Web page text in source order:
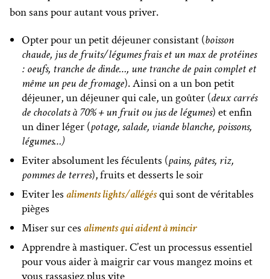
bon sans pour autant vous priver.
Opter pour un petit déjeuner consistant (boisson
chaude, jus de fruits/légumes frais et un max de protéines
: oeufs, tranche de dinde…, une tranche de pain complet et
même un peu de fromage). Ainsi on a un bon petit
déjeuner, un déjeuner qui cale, un goûter (deux carrés
de chocolats à 70% + un fruit ou jus de légumes) et enfin
un dîner léger (potage, salade, viande blanche, poissons,
légumes…)
Eviter absolument les féculents (pains, pâtes, riz,
pommes de terres), fruits et desserts le soir
Eviter les aliments lights/allégésqui sont de véritables
pièges
Miser sur ces aliments qui aident à mincir
Apprendre à mastiquer. C’est un processus essentiel
pour vous aider à maigrir car vous mangez moins et